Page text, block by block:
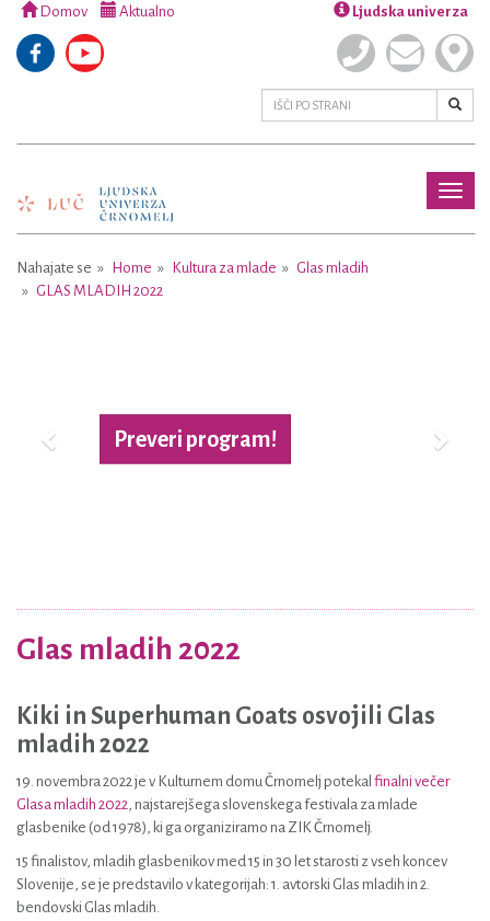
Domov Aktualno Ljudska univerza
Nahajate se Home Kultura za mlade
Glas mladih
GLAS MLADIH 2022
Glas mladih 2022
Kiki in Superhuman Goats osvojili Glas
mladih 2022
19. novembra 2022 je v Kulturnem domu Črnomelj potekal finalni večer
Glasa mladih 2022, najstarejšega slovenskega festivala za mlade
glasbenike (od 1978), ki ga organiziramo na ZIK Črnomelj.
15 finalistov, mladih glasbenikov med 15 in 30 let starosti z vseh koncev
Slovenije, se je predstavilo v kategorijah: 1. avtorski Glas mladih in 2.
bendovski Glas mladih.